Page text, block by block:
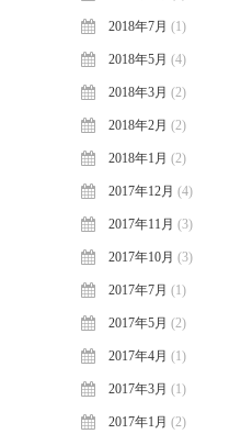
2018年7月 (1)
2018年5月 (4)
2018年3月 (2)
2018年2月 (2)
2018年1月 (2)
2017年12月 (4)
2017年11月 (3)
2017年10月 (3)
2017年7月 (1)
2017年5月 (2)
2017年4月 (1)
2017年3月 (1)
2017年1月 (2)